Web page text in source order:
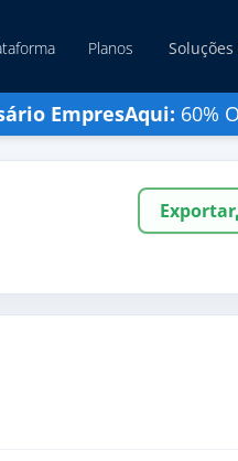
Planos Soluções
EmpresAqui: 60%
Exportar